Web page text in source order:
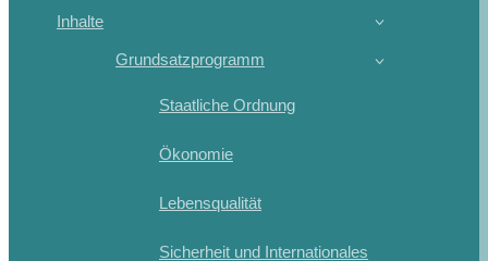
Inhalte
Grundsatzprogramm
Staatliche Ordnung
Ökonomie
Lebensqualität
Sicherheit und Internationales